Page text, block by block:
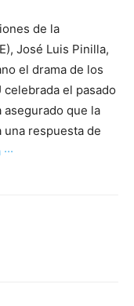
de la
José Luis Pinilla,
el drama de los
el pasado
asegurado que la
una respuesta de